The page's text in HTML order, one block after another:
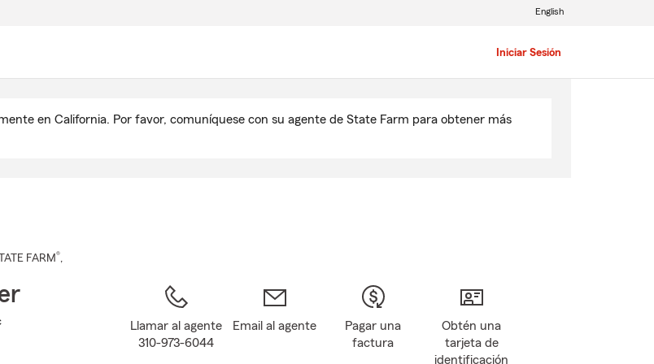
Iniciar Sesión
English
en California. Por favor, comuníquese con su agente de State Farm para obtener más
FARM®,
Llamar al agente
310-973-6044
Email al agente
Pagar una
factura
Obtén una
tarjeta de
identificación